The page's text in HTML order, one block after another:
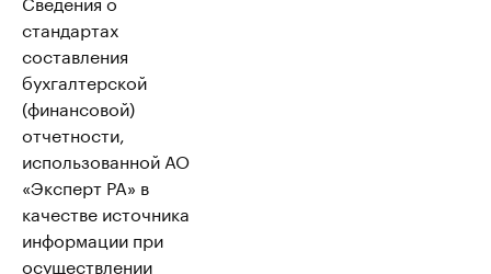
стандартах
составления
бухгалтерской
(финансовой)
отчетности,
использованной АО
«Эксперт РА» в
качестве источника
информации при
осуществлении